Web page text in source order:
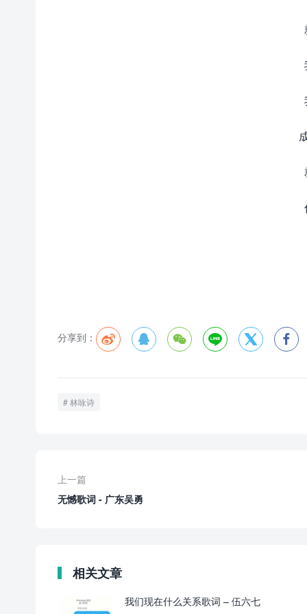
分享到：      
林咏诗
上一篇
无憾歌词 - 广东吴勇
相关文章
我们现在什么关系歌词 – 伍六七